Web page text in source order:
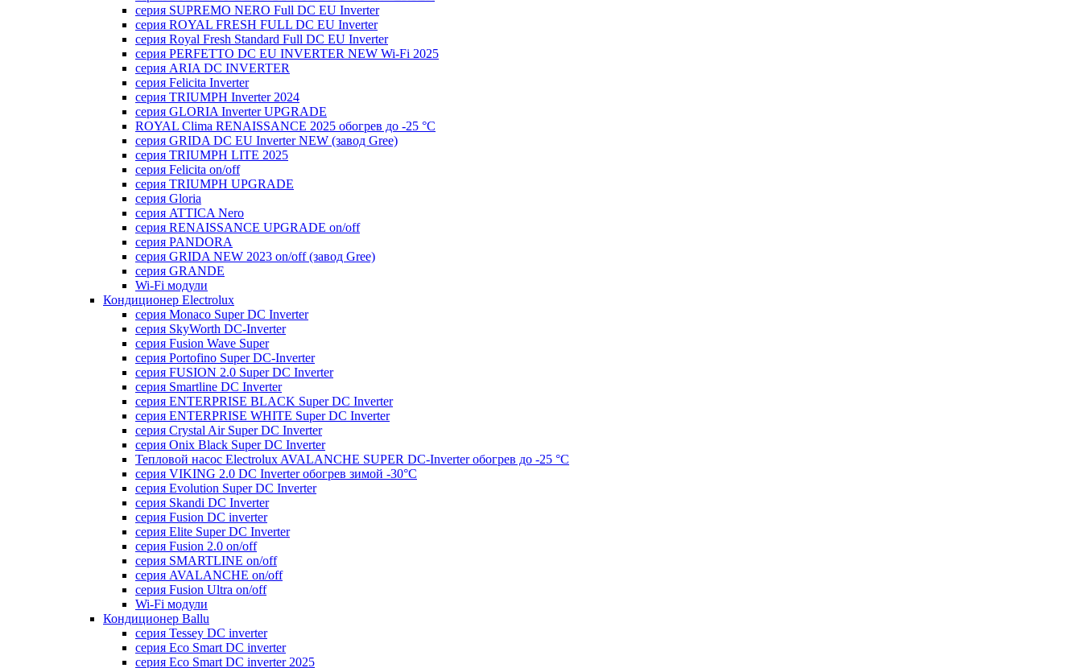
серия SUPREMO NERO Full DC EU Inverter
серия ROYAL FRESH FULL DC EU Inverter
серия Royal Fresh Standard Full DC EU Inverter
серия PERFETTO DC EU INVERTER NEW Wi-Fi 2025
серия ARIA DC INVERTER
серия Felicita Inverter
серия TRIUMPH Inverter 2024
серия GLORIA Inverter UPGRADE
ROYAL Clima RENAISSANCE 2025 обогрев до -25 °С
серия GRIDA DC EU Inverter NEW (завод Gree)
серия TRIUMPH LITE 2025
серия Felicita on/off
серия TRIUMPH UPGRADE
серия Gloria
серия ATTICA Nero
серия RENAISSANCE UPGRADE on/off
серия PANDORA
серия GRIDA NEW 2023 on/off (завод Gree)
серия GRANDE
Wi-Fi модули
Кондиционер Electrolux
серия Monaco Super DC Inverter
серия SkyWorth DC-Inverter
серия Fusion Wave Super
серия Portofino Super DC-Inverter
серия FUSION 2.0 Super DC Іnverter
серия Smartline DC Inverter
серия ENTERPRISE BLACK Super DC Inverter
серия ENTERPRISE WHITE Super DC Inverter
серия Crystal Air Super DC Inverter
серия Onix Black Super DC Inverter
Тепловой насос Electrolux AVALANCHE SUPER DC-Inverter обогрев до -25 °С
серия VIKING 2.0 DC Inverter обогрев зимой -30°С
серия Evolution Super DC Inverter
серия Skandi DC Inverter
серия Fusion DC inverter
серия Elite Super DC Inverter
серия Fusion 2.0 on/off
серия SMARTLINE on/off
серия AVALANCHE on/off
серия Fusion Ultra on/off
Wi-Fi модули
Кондиционер Ballu
серия Tessey DC inverter
серия Eco Smart DC inverter
серия Eco Smart DC inverter 2025